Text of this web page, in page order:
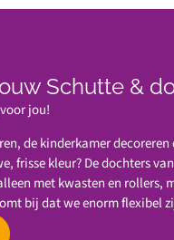
Schutte &
jou!
de kinderkamer
frisse kleur? De dochters
met kwasten en rollers,
bij dat we enorm flexibel